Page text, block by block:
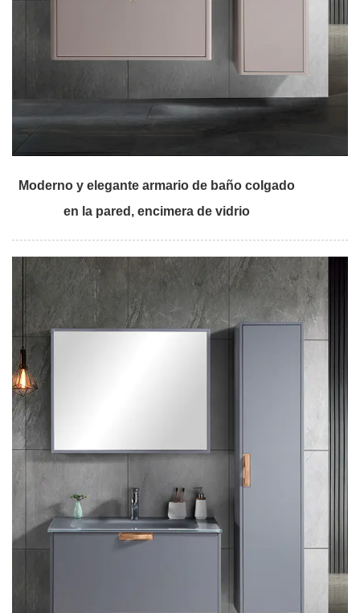
Moderno y elegante armario de baño colgado
en la pared, encimera de vidrio